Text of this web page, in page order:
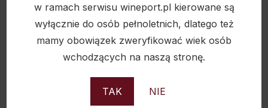
w ramach serwisu wineport.pl kierowane są
wyłącznie do osób pełnoletnich, dlatego też
mamy obowiązek zweryfikować wiek osób
wchodzących na naszą stronę.
TAK NIE